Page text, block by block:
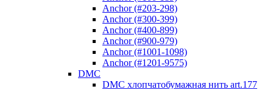
Anchor (#203-298)
Anchor (#300-399)
Anchor (#400-899)
Anchor (#900-979)
Anchor (#1001-1098)
Anchor (#1201-9575)
DMC
DMC хлопчатобумажная нить art.177